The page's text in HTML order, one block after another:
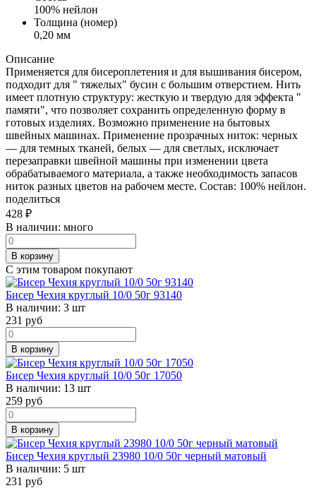
100% нейлон
Толщина (номер)
0,20 мм
Описание
Применяется для бисероплетения и для вышивания бисером,
подходит для " тяжелых" бусин с большим отверстием. Нить
имеет плотную структуру: жесткую и твердую для эффекта "
памяти", что позволяет сохранить определенную форму в
готовых изделиях. Возможно применение на бытовых
швейных машинах. Применение прозрачных ниток: черных
— для темных тканей, белых — для светлых, исключает
перезаправки швейной машины при изменении цвета
обрабатываемого материала, а также необходимость запасов
ниток разных цветов на рабочем месте. Состав: 100% нейлон.
поделиться
428 ₽
В наличии: много
В корзину
С этим товаром покупают
Бисер Чехия круглый 10/0 50г 93140
В наличии: 3 шт
231 руб
В корзину
Бисер Чехия круглый 10/0 50г 17050
В наличии: 13 шт
259 руб
В корзину
Бисер Чехия круглый 23980 10/0 50г черный матовый
В наличии: 5 шт
231 руб